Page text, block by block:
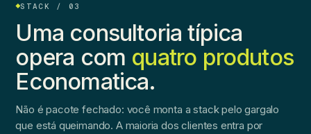
STACK / 03
Uma consultoria típica
opera com quatro produtos
Economatica.
Não é pacote fechado: você monta a stack pelo gargalo
que está queimando. A maioria dos clientes entra por